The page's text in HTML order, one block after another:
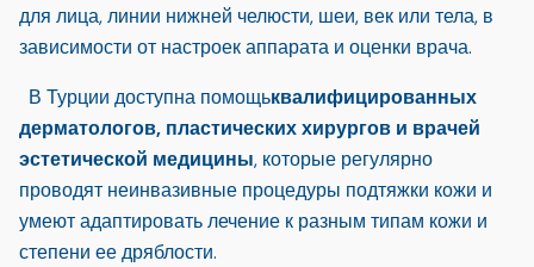
для лица, линии нижней челюсти, шеи, век или тела, в
зависимости от настроек аппарата и оценки врача.
В Турции доступна помощьквалифицированных
дерматологов, пластических хирургов и врачей
эстетической медицины, которые регулярно
проводят неинвазивные процедуры подтяжки кожи и
умеют адаптировать лечение к разным типам кожи и
степени ее дряблости.